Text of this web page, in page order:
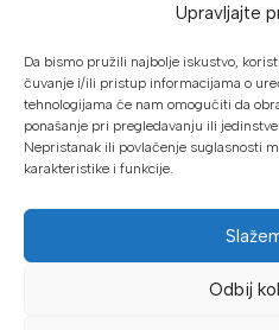
Upravljajte
Da bismo pružili najbolje iskustvo,
čuvanje i/ili pristup informacijama o
tehnologijama će nam omogućiti da
ponašanje pri pregledavanju ili
Nepristanak ili povlačenje suglasnosti
karakteristike i funkcije.
Odbij
U našoj web trgovini možete
Kreditnim karticama
Općom uplatnicom,
Gotovinom prilikom
Mikrofin do 18 rata
Copyright ©